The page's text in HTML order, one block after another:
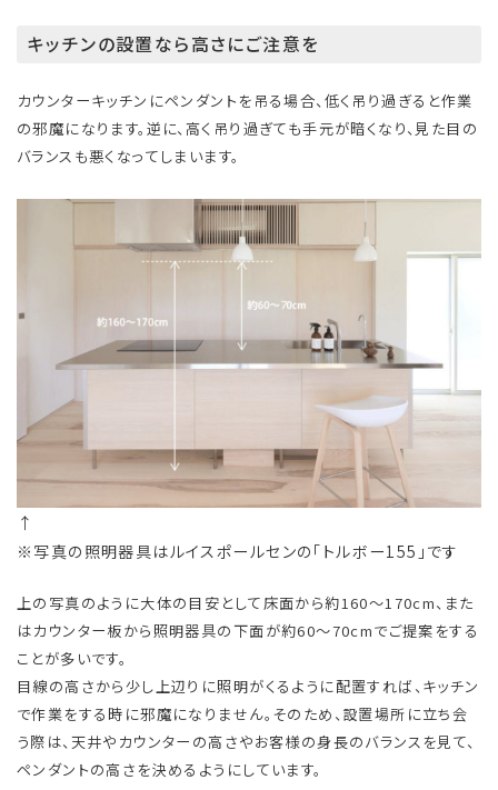
キッチンの設置なら高さにご注意を
カウンターキッチンにペンダントを吊る場合、低く吊り過ぎると作業
の邪魔になります。逆に、高く吊り過ぎても手元が暗くなり、見た目の
バランスも悪くなってしまいます。
↑
※写真の照明器具はルイスポールセンの「トルボー155」です
上の写真のように大体の目安として床面から約160～170cm、また
はカウンター板から照明器具の下面が約60～70cmでご提案をする
ことが多いです。
目線の高さから少し上辺りに照明がくるように配置すれば、キッチン
で作業をする時に邪魔になりません。そのため、設置場所に立ち会
う際は、天井やカウンターの高さやお客様の身長のバランスを見て、
ペンダントの高さを決めるようにしています。